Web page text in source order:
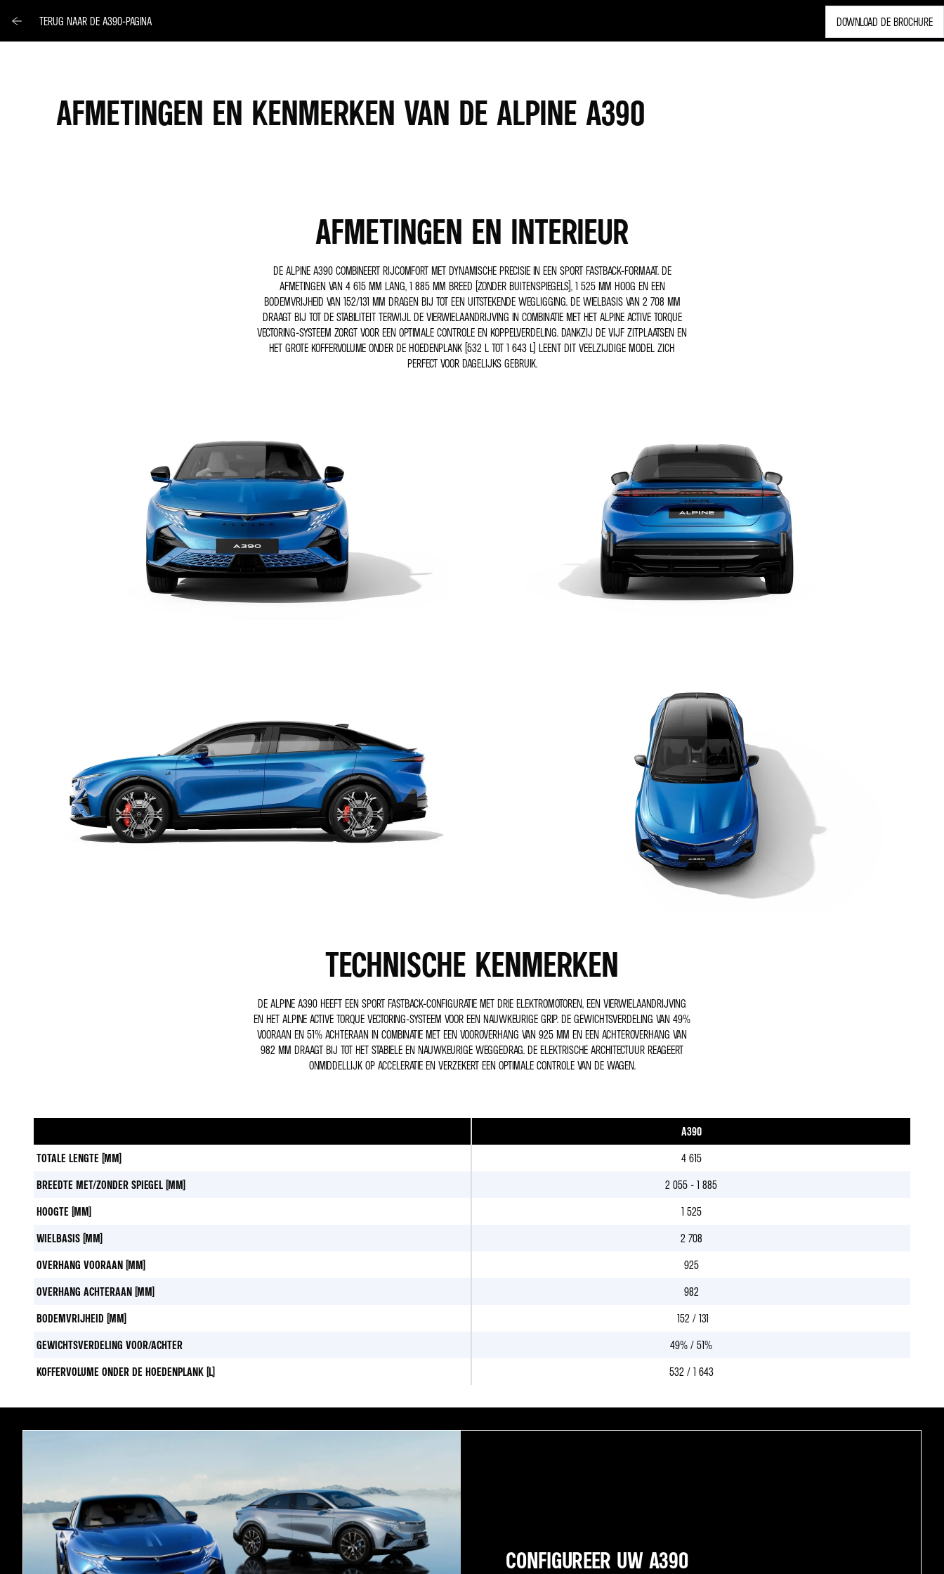
TERUG NAAR DE A390-PAGINA DOWNLOAD DE BROCHURE
AFMETINGEN EN KENMERKEN VAN DE ALPINE A390
AFMETINGEN EN INTERIEUR
DE ALPINE A390 COMBINEERT RIJCOMFORT MET DYNAMISCHE PRECISIE IN EEN SPORT FASTBACK-FORMAAT. DE
AFMETINGEN VAN 4 615 MM LANG, 1 885 MM BREED (ZONDER BUITENSPIEGELS), 1 525 MM HOOG EN EEN
BODEMVRIJHEID VAN 152/131 MM DRAGEN BIJ TOT EEN UITSTEKENDE WEGLIGGING. DE WIELBASIS VAN 2 708 MM
DRAAGT BIJ TOT DE STABILITEIT TERWIJL DE VIERWIELAANDRIJVING IN COMBINATIE MET HET ALPINE ACTIVE TORQUE
VECTORING-SYSTEEM ZORGT VOOR EEN OPTIMALE CONTROLE EN KOPPELVERDELING. DANKZIJ DE VIJF ZITPLAATSEN EN
HET GROTE KOFFERVOLUME ONDER DE HOEDENPLANK (532 L TOT 1 643 L) LEENT DIT VEELZIJDIGE MODEL ZICH
PERFECT VOOR DAGELIJKS GEBRUIK.
TECHNISCHE KENMERKEN
DE ALPINE A390 HEEFT EEN SPORT FASTBACK-CONFIGURATIE MET DRIE ELEKTROMOTOREN, EEN VIERWIELAANDRIJVING
EN HET ALPINE ACTIVE TORQUE VECTORING-SYSTEEM VOOR EEN NAUWKEURIGE GRIP. DE GEWICHTSVERDELING VAN 49%
VOORAAN EN 51% ACHTERAAN IN COMBINATIE MET EEN VOOROVERHANG VAN 925 MM EN EEN ACHTEROVERHANG VAN
982 MM DRAAGT BIJ TOT HET STABIELE EN NAUWKEURIGE WEGGEDRAG. DE ELEKTRISCHE ARCHITECTUUR REAGEERT
ONMIDDELLIJK OP ACCELERATIE EN VERZEKERT EEN OPTIMALE CONTROLE VAN DE WAGEN.
A390
TOTALE LENGTE (MM)
4 615
BREEDTE MET/ZONDER SPIEGEL (MM)
2 055 - 1 885
HOOGTE (MM)
1 525
WIELBASIS (MM)
2 708
OVERHANG VOORAAN (MM)
925
OVERHANG ACHTERAAN (MM)
982
BODEMVRIJHEID (MM)
152 / 131
GEWICHTSVERDELING VOOR/ACHTER
49% / 51%
KOFFERVOLUME ONDER DE HOEDENPLANK (L)
532 / 1 643
CONFIGUREER UW A390